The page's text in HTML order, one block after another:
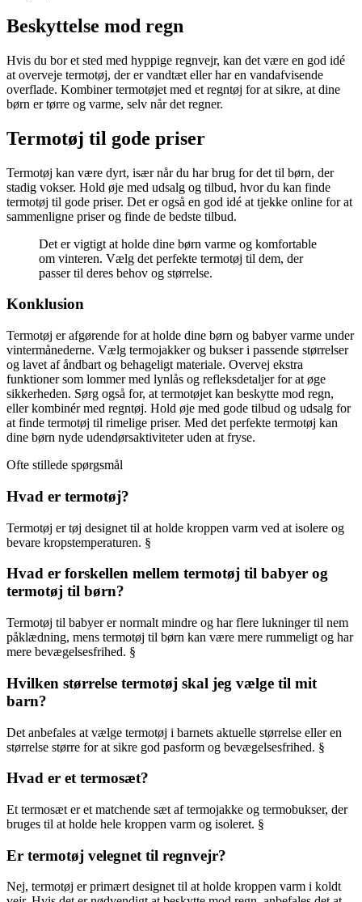
Beskyttelse mod regn
Hvis du bor et sted med hyppige regnvejr, kan det være en god idé
at overveje termotøj, der er vandtæt eller har en vandafvisende
overflade. Kombiner termotøjet med et regntøj for at sikre, at dine
børn er tørre og varme, selv når det regner.
Termotøj til gode priser
Termotøj kan være dyrt, især når du har brug for det til børn, der
stadig vokser. Hold øje med udsalg og tilbud, hvor du kan finde
termotøj til gode priser. Det er også en god idé at tjekke online for at
sammenligne priser og finde de bedste tilbud.
Det er vigtigt at holde dine børn varme og komfortable
om vinteren. Vælg det perfekte termotøj til dem, der
passer til deres behov og størrelse.
Konklusion
Termotøj er afgørende for at holde dine børn og babyer varme under
vintermånederne. Vælg termojakker og bukser i passende størrelser
og lavet af åndbart og behageligt materiale. Overvej ekstra
funktioner som lommer med lynlås og refleksdetaljer for at øge
sikkerheden. Sørg også for, at termotøjet kan beskytte mod regn,
eller kombinér med regntøj. Hold øje med gode tilbud og udsalg for
at finde termotøj til rimelige priser. Med det perfekte termotøj kan
dine børn nyde udendørsaktiviteter uden at fryse.
Ofte stillede spørgsmål
Hvad er termotøj?
Termotøj er tøj designet til at holde kroppen varm ved at isolere og
bevare kropstemperaturen. §
Hvad er forskellen mellem termotøj til babyer og
termotøj til børn?
Termotøj til babyer er normalt mindre og har flere lukninger til nem
påklædning, mens termotøj til børn kan være mere rummeligt og har
mere bevægelsesfrihed. §
Hvilken størrelse termotøj skal jeg vælge til mit
barn?
Det anbefales at vælge termotøj i barnets aktuelle størrelse eller en
størrelse større for at sikre god pasform og bevægelsesfrihed. §
Hvad er et termosæt?
Et termosæt er et matchende sæt af termojakke og termobukser, der
bruges til at holde hele kroppen varm og isoleret. §
Er termotøj velegnet til regnvejr?
Nej, termotøj er primært designet til at holde kroppen varm i koldt